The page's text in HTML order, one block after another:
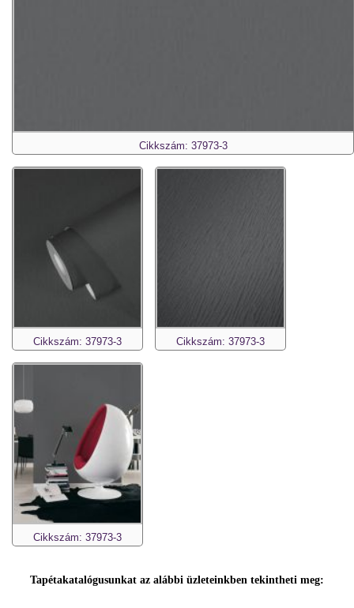
Cikkszám: 37973-3
Cikkszám: 37973-3 Cikkszám: 37973-3
Cikkszám: 37973-3
Tapétakatalógusunkat az alábbi üzleteinkben tekintheti meg: